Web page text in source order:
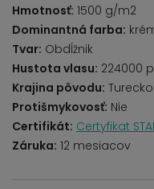
Hmotnosť: 1500 g/m2
Dominantná farba:
Tvar: Obdĺžnik
Hustota vlasu: 224000
Krajina pôvodu: Turecko
Protišmykovosť: Nie
Certifikát: Certyfikat
Záruka: 12 mesiacov